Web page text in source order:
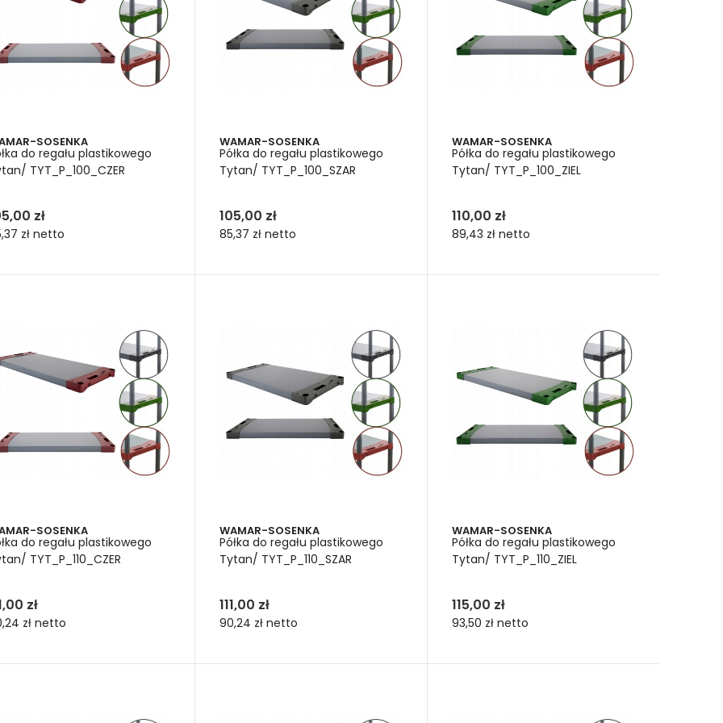
te elementy pozwalają zorganizować przestrzeń w sposób wygodny i bezpieczny. Niezależnie od tego, czy
jest regał plastikowy do łazienki, czy regał metalowy do warsztatu. Każdy użytkownik znajdzie w tej kategorii
dopasowane do własnych potrzeb.
SOSENKA
do regału plastikowego
TYT_P_100_CZER
zł
złnetto
WAMAR-SOSENKA
Półka do regału plastikowego
Tytan/ TYT_P_100_SZAR
105,00 zł
85,37 złnetto
WAMAR-SOSENKA
Półka do regału plastikowego
Tytan/ TYT_P_100_ZIEL
110,00 zł
89,43 zł netto
SOSENKA
do regału plastikowego
TYT_P_110_CZER
zł
zł netto
WAMAR-SOSENKA
Półka do regału plastikowego
Tytan/ TYT_P_110_SZAR
111,00 zł
90,24 złnetto
WAMAR-SOSENKA
Półka do regału plastikowego
Tytan/ TYT_P_110_ZIEL
115,00 zł
93,50 zł netto